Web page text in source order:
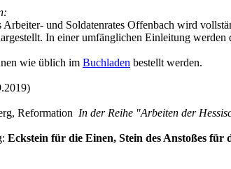
Arbeiter- und Soldatenrates Offenbach wird
In einer umfänglichen Einleitung
wie üblich im Buchladen bestellt werden.
In der Reihe "Arbeiten der
Eckstein für die Einen, Stein des Anstoßes für